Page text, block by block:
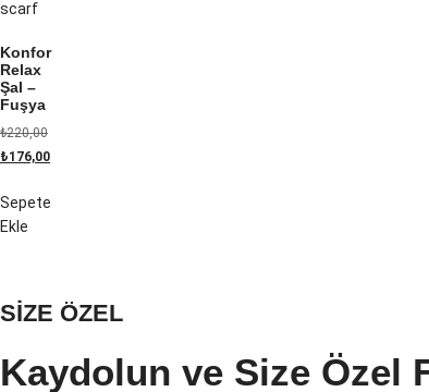
Konfor
Relax
Şal –
Fuşya
₺220,00
₺176,00
Sepete
Ekle
SİZE ÖZEL
Kaydolun ve Size Özel